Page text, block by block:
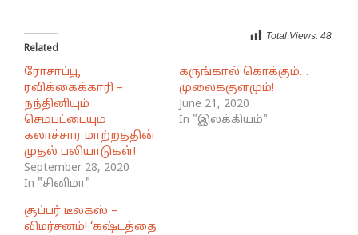
Total Views: 48
Related
ரோசாப்பூ
ரவிக்கைக்காரி –
நந்தினியும்
செம்பட்டையும்
கலாச்சார மாற்றத்தின்
முதல் பலியாடுகள்!
September 28, 2020
In "சினிமா"
கருங்கால் கொக்கும்…
முலைக்குளமும்!
June 21, 2020
In "இலக்கியம்"
சூப்பர் டீலக்ஸ் –
விமர்சனம்! ‘கஷ்டத்தை